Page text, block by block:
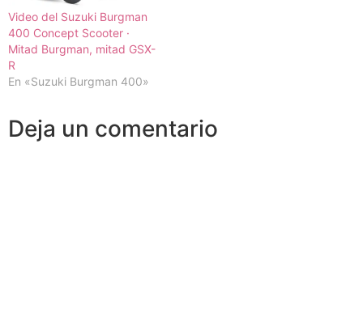
Video del Suzuki Burgman
400 Concept Scooter ·
Mitad Burgman, mitad GSX-
R
En «Suzuki Burgman 400»
Deja un comentario